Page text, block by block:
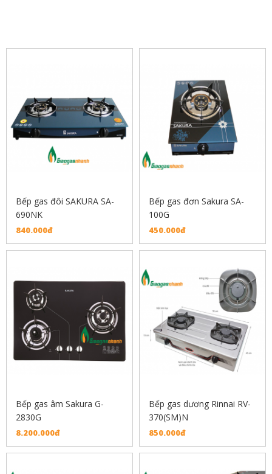
Bếp gas đôi SAKURA SA-
690NK
840.000đ
Bếp gas đơn Sakura SA-
100G
450.000đ
Bếp gas âm Sakura G-
2830G
8.200.000đ
Bếp gas dương Rinnai RV-
370(SM)N
850.000đ